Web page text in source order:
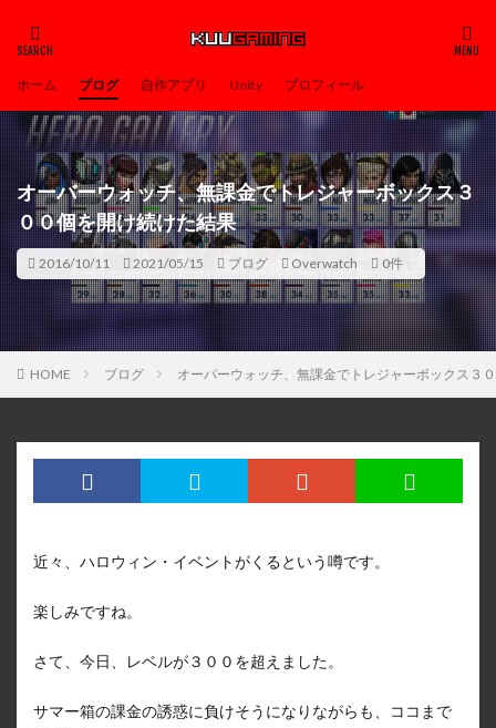
ホーム ブログ 自作アプリ Unity プロフィール
オーバーウォッチ、無課金でトレジャーボックス３
００個を開け続けた結果
2016/10/11 2021/05/15 ブログ Overwatch 0件
HOME ブログ オーバーウォッチ、無課金でトレジャーボックス３
近々、ハロウィン・イベントがくるという噂です。
楽しみですね。
さて、今日、レベルが３００を超えました。
サマー箱の課金の誘惑に負けそうになりながらも、ココまで